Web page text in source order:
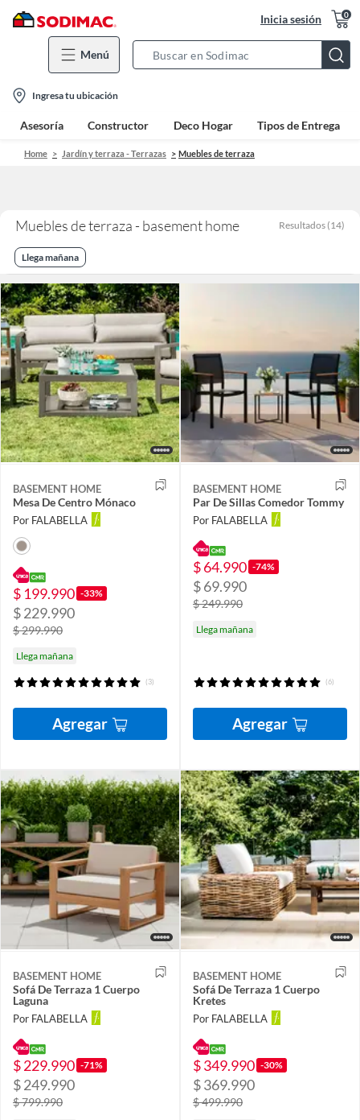
Inicia sesión 0
Menú
Bar
location-
icon
Ingresa tu ubicación
Asesoría Constructor Deco Hogar Tipos de Entrega
Home Jardín y terraza - Terrazas Muebles de terraza
Muebles de terraza - basement home Resultados (14)
Llega mañana
BASEMENT HOME
Mesa De Centro Mónaco
Por FALABELLA
$ 199.990 -33%
$ 229.990
$ 299.990
Llega mañana
(3)
Agregar
BASEMENT HOME
Par De Sillas Comedor Tommy
Por FALABELLA
$ 64.990 -74%
$ 69.990
$ 249.990
Llega mañana
(6)
Agregar
BASEMENT HOME
Sofá De Terraza 1 Cuerpo
Laguna
Por FALABELLA
$ 229.990 -71%
$ 249.990
$ 799.990
BASEMENT HOME
Sofá De Terraza 1 Cuerpo
Kretes
Por FALABELLA
$ 349.990 -30%
$ 369.990
$ 499.990